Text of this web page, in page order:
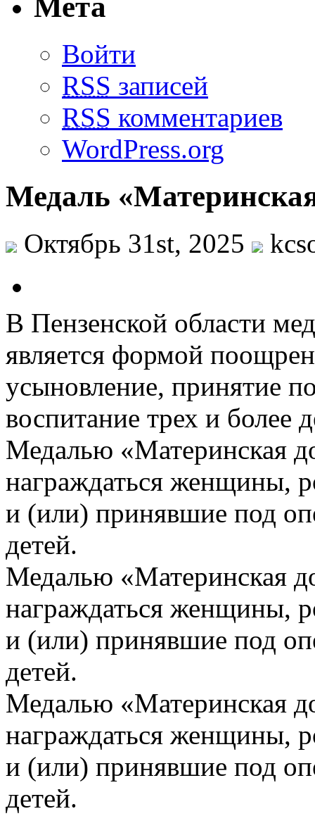
Мета
Войти
RSS записей
RSS комментариев
WordPress.org
Медаль
Октябрь 31st, 2025
В Пензенской области
является формой
усыновление, принятие
воспитание трех и более
Медалью «Материнская
награждаться женщины,
и (или) принявшие под
детей.
Медалью «Материнская
награждаться женщины,
и (или) принявшие под
детей.
Медалью «Материнская
награждаться женщины,
и (или) принявшие под
детей.